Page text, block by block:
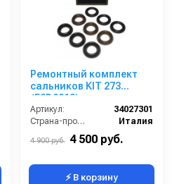
Ремонтный комплект
сальников KIT 273
(E2D2013)
Артикул:
34027301
Страна-производитель:
Италия
4 900 руб. 4 500 руб.
⚡ В корзину